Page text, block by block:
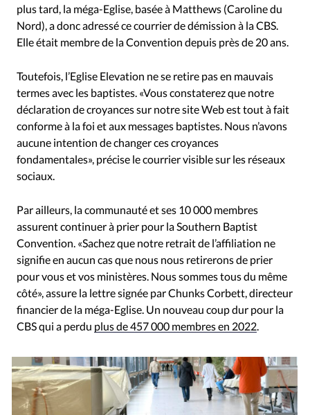
plus tard, la méga-Eglise, basée à Matthews (Caroline du
Nord), a donc adressé ce courrier de démission à la CBS.
Elle était membre de la Convention depuis près de 20 ans.
Toutefois, l’Eglise Elevation ne se retire pas en mauvais
termes avec les baptistes. «Vous constaterez que notre
déclaration de croyances sur notre site Web est tout à fait
conforme à la foi et aux messages baptistes. Nous n’avons
aucune intention de changer ces croyances
fondamentales», précise le courrier visible sur les réseaux
sociaux.
Par ailleurs, la communauté et ses 10 000 membres
assurent continuer à prier pour la Southern Baptist
Convention. «Sachez que notre retrait de l’affiliation ne
signifie en aucun cas que nous nous retirerons de prier
pour vous et vos ministères. Nous sommes tous du même
côté», assure la lettre signée par Chunks Corbett, directeur
financier de la méga-Eglise. Un nouveau coup dur pour la
CBS qui a perdu plus de 457 000 membres en 2022.